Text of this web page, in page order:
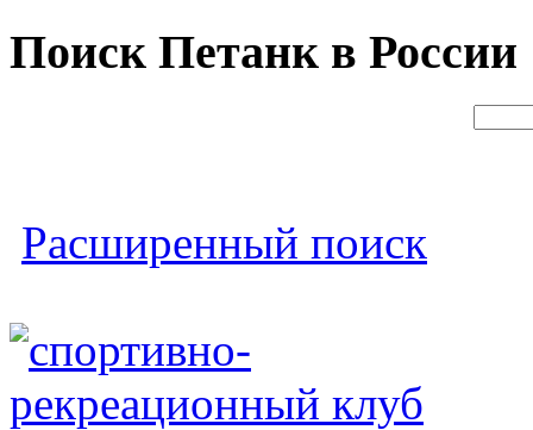
Поиск Петанк в России
Расширенный поиск